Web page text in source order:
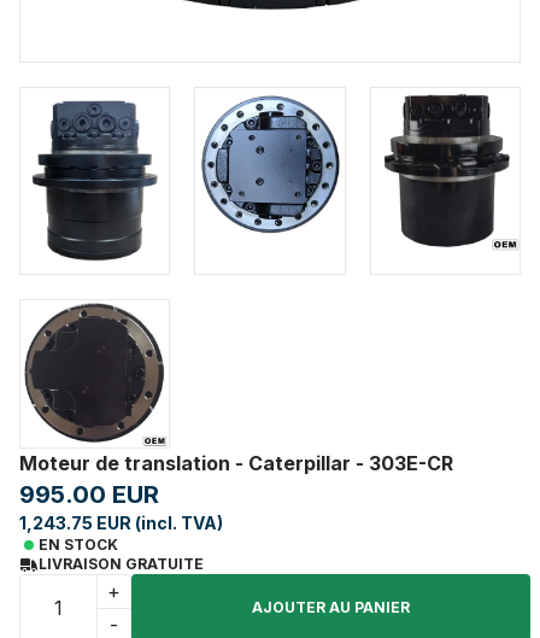
Moteur de translation - Caterpillar - 303E-CR
995.00 EUR
1,243.75 EUR (incl. TVA)
EN STOCK
LIVRAISON GRATUITE
+
-
AJOUTER AU PANIER